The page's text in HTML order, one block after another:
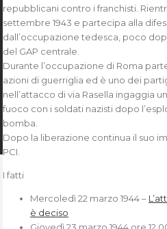
repubblicani contro i franchisti.
settembre 1943 e partecipa alla
dall’occupazione tedesca, poco
del GAP centrale.
Durante l’occupazione di Roma
azioni di guerriglia ed è uno dei
nell’attacco di via Rasella ingaggia
fuoco con i soldati nazisti dopo
bomba.
Dopo la liberazione continua il suo
PCI.
I fatti
Mercoledì 22 marzo 1944 –
è deciso